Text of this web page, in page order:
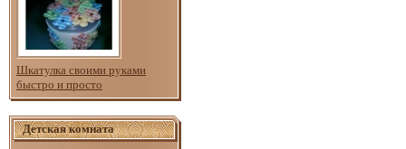
Шкатулка своими руками
быстро и просто
Детская комната